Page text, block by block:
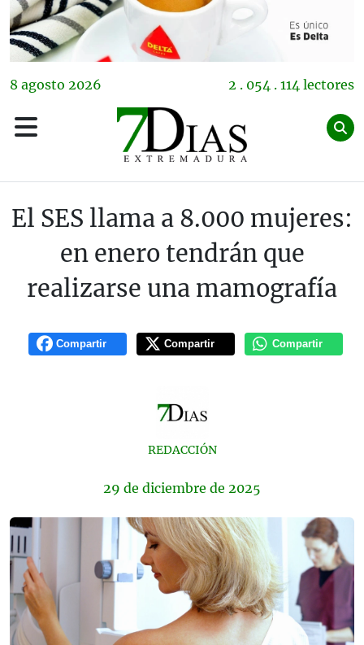
8 agosto 2026 2 . 054 . 114 lectores
El SES llama a 8.000 mujeres:
en enero tendrán que
realizarse una mamografía
Compartir Compartir Compartir
REDACCIÓN
29 de diciembre de 2025